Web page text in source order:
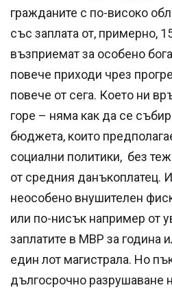
гражданите с по-високо
със заплата от, примерно,
възприемат за особено
повече приходи чрез
повече от сега. Което ни
горе – няма как да се
бюджета, които
социални политики, без
от средния данъкоплатец.
неособено внушителен
или по-нисък например от
заплатите в МВР за година
един лот магистрала. Но
дългосрочно разрушаване